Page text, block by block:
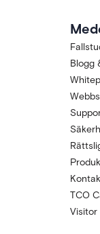
Blogg
TCO
Visitor